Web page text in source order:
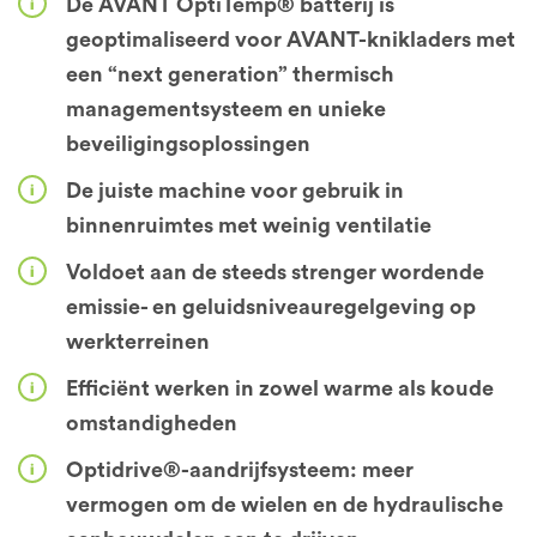
geoptimaliseerd voor AVANT-knikladers met
een “next generation” thermisch
managementsysteem en unieke
beveiligingsoplossingen
De juiste machine voor gebruik in
binnenruimtes met weinig ventilatie
Voldoet aan de steeds strenger wordende
emissie- en geluidsniveauregelgeving op
werkterreinen
Efficiënt werken in zowel warme als koude
omstandigheden
Optidrive®-aandrijfsysteem: meer
vermogen om de wielen en de hydraulische